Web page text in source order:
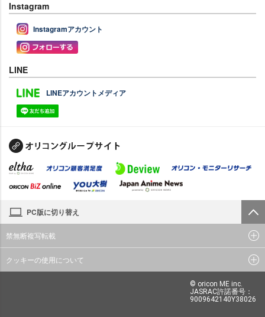
Instagram
Instagramアカウント
LINE
LINEアカウントメディア
PC版に切り替え
禁無断複写転載
クッキーの使用について
© oricon ME inc.
JASRAC許諾番号：
9009642140Y38026